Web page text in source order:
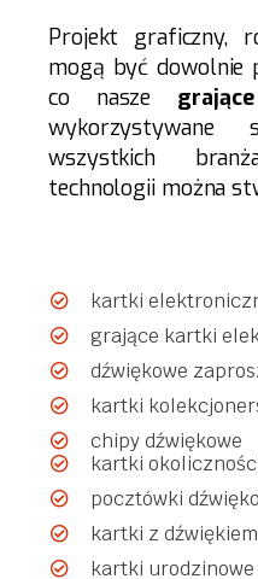
Projekt graficzny,
mogą być dowolnie
co nasze
wszystkich
technologii można
kartki
grające kartki
dźwiękowe
kartki
chipy dźwiękowe
kartki
pocztówki
kartki z dźwiękiem
kartki urodzinowe